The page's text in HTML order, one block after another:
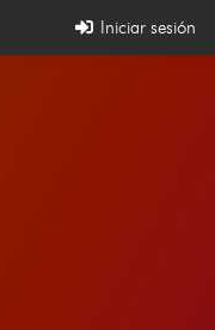
Iniciar sesión